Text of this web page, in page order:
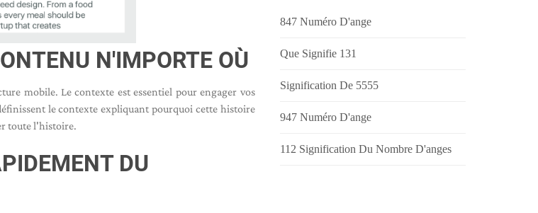
N'IMPORTE OÙ
mobile. Le contexte est essentiel pour engager vos
le contexte expliquant pourquoi cette histoire
toute l'histoire.
DU
847 Numéro D'ange
Que Signifie 131
Signification De 5555
947 Numéro D'ange
112 Signification Du Nombre D'anges